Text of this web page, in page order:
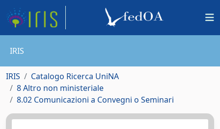
IRIS
IRIS
Catalogo Ricerca UniNA
8 Altro non ministeriale
8.02 Comunicazioni a Convegni o Seminari